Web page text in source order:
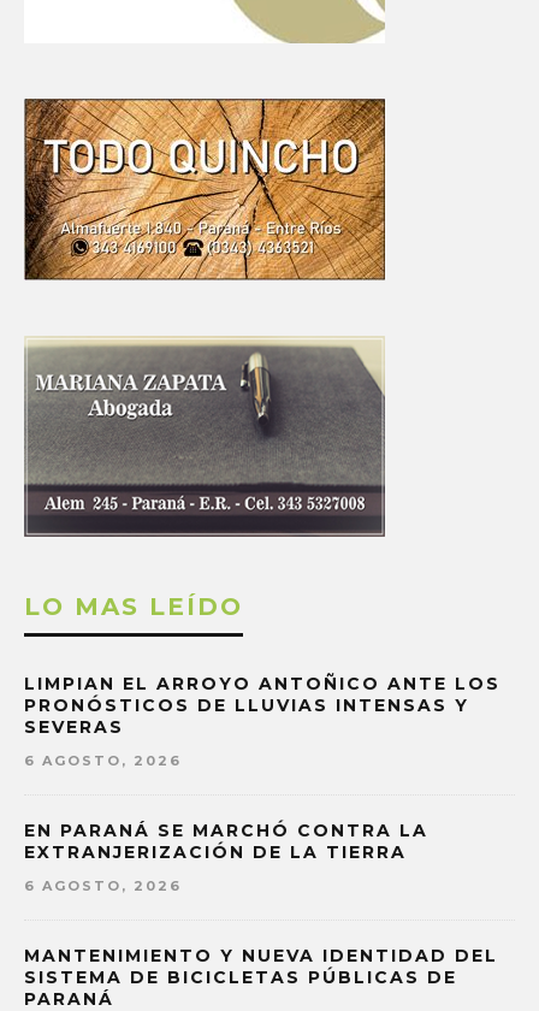
LO MAS LEÍDO
LIMPIAN EL ARROYO ANTOÑICO ANTE LOS
PRONÓSTICOS DE LLUVIAS INTENSAS Y
SEVERAS
6 AGOSTO, 2026
EN PARANÁ SE MARCHÓ CONTRA LA
EXTRANJERIZACIÓN DE LA TIERRA
6 AGOSTO, 2026
MANTENIMIENTO Y NUEVA IDENTIDAD DEL
SISTEMA DE BICICLETAS PÚBLICAS DE
PARANÁ